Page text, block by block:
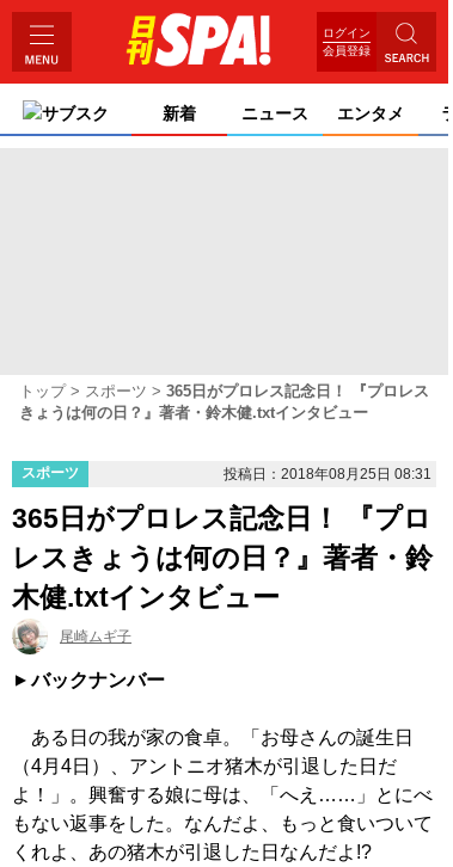
ログイン
会員登録
サブスク 新着 ニュース エンタメ
トップ スポーツ
365日がプロレス記念日！ 『プロレス
きょうは何の日？』著者・鈴木健.txtインタビュー
スポーツ 投稿日：2018年08月25日 08:31
365日がプロレス記念日！ 『プロ
レスきょうは何の日？』著者・鈴
木健.txtインタビュー
尾崎ムギ子
バックナンバー
ある日の我が家の食卓。「お母さんの誕生日
（4月4日）、アントニオ猪木が引退した日だ
よ！」。興奮する娘に母は、「へえ……」とにべ
もない返事をした。なんだよ、もっと食いついて
くれよ、あの猪木が引退した日なんだよ!?